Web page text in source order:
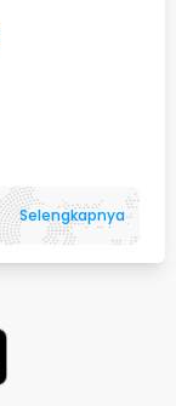
Selengkapnya